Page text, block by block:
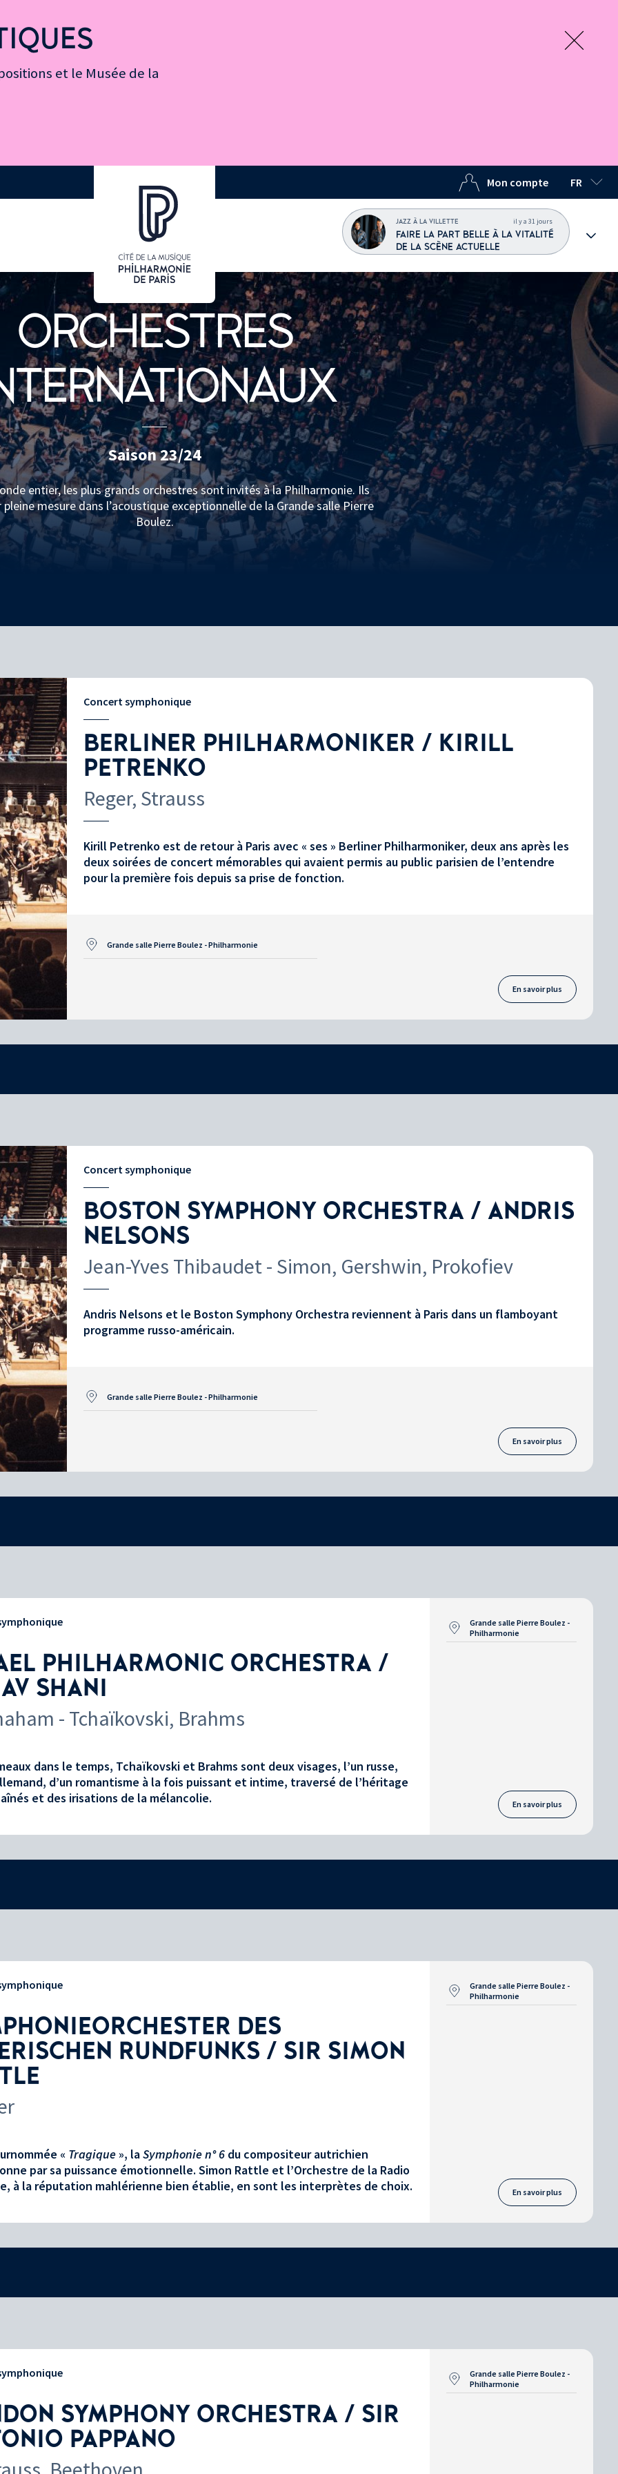
et le Musée de la
Mon compte FR
LANGUE
JAZZ À LA VILLETTE il y a 31 jours
FAIRE LA PART BELLE À LA VITALITÉ
DE LA SCÈNE ACTUELLE
ORCHESTRES
Saison 23/24
entier, les plus grands orchestres sont invités à la Philharmonie. Ils
mesure dans l’acoustique exceptionnelle de la Grande salle Pierre
Boulez.
Concert symphonique
BERLINER PHILHARMONIKER / KIRILL
PETRENKO
Reger, Strauss
Kirill Petrenko est de retour à Paris avec « ses » Berliner Philharmoniker, deux ans après les
deux soirées de concert mémorables qui avaient permis au public parisien de l’entendre
pour la première fois depuis sa prise de fonction.
Grande salle Pierre Boulez - Philharmonie
En savoir plus
Concert symphonique
BOSTON SYMPHONY ORCHESTRA / ANDRIS
NELSONS
Jean-Yves Thibaudet - Simon, Gershwin, Prokofiev
Andris Nelsons et le Boston Symphony Orchestra reviennent à Paris dans un flamboyant
programme russo-américain.
Grande salle Pierre Boulez - Philharmonie
En savoir plus
PHILHARMONIC ORCHESTRA /
SHANI
- Tchaïkovski, Brahms
dans le temps, Tchaïkovski et Brahms sont deux visages, l’un russe,
d’un romantisme à la fois puissant et intime, traversé de l’héritage
et des irisations de la mélancolie.
Grande salle Pierre Boulez -
Philharmonie
En savoir plus
DES
RUNDFUNKS / SIR SIMON
« Tragique », laSymphonie n° 6 du compositeur autrichien
par sa puissance émotionnelle. Simon Rattle et l’Orchestre de la Radio
à la réputation mahlérienne bien établie, en sont les interprètes de choix.
Grande salle Pierre Boulez -
Philharmonie
En savoir plus
SYMPHONY ORCHESTRA / SIR
PAPPANO
Grande salle Pierre Boulez -
Philharmonie